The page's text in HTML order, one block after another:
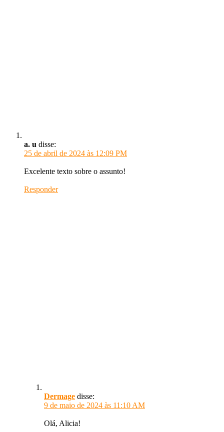
a. u disse:
25 de abril de 2024 às 12:09 PM
Excelente texto sobre o assunto!
Responder
Dermage disse:
9 de maio de 2024 às 11:10 AM
Olá, Alicia!